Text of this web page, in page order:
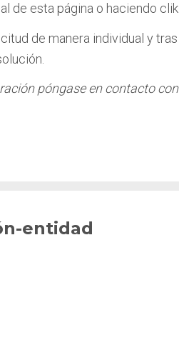
de esta página o haciendo clik
de manera individual y
póngase en contacto
entidad